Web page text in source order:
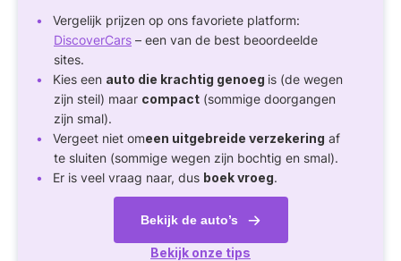
Vergelijk prijzen op ons favoriete platform:
DiscoverCars – een van de best beoordeelde
sites.
Kies een auto die krachtig genoeg is (de wegen
zijn steil) maar compact (sommige doorgangen
zijn smal).
Vergeet niet omeen uitgebreide verzekering af
te sluiten (sommige wegen zijn bochtig en smal).
Er is veel vraag naar, dus boek vroeg.
Bekijk de auto’s
Bekijk onze tips